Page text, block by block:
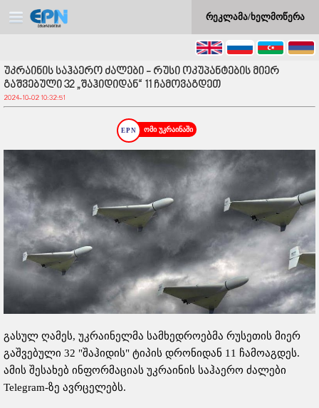
რეკლამა/ხელმოწერა
უკრაინის საჰაერო ძალები - რუსი ოკუპანტების მიერ
გაშვებული 32 „შაჰიდიდან“ 11 ჩამოვაგდეთ
2024-10-02 10:32:51
ომი უკრაინაში
გასულ ღამეს, უკრაინელმა სამხედროებმა რუსეთის მიერ
გაშვებული 32 "შაჰიდის" ტიპის დრონიდან 11 ჩამოაგდეს.
ამის შესახებ ინფორმაციას უკრაინის საჰაერო ძალები
Telegram-ზე ავრცელებს.